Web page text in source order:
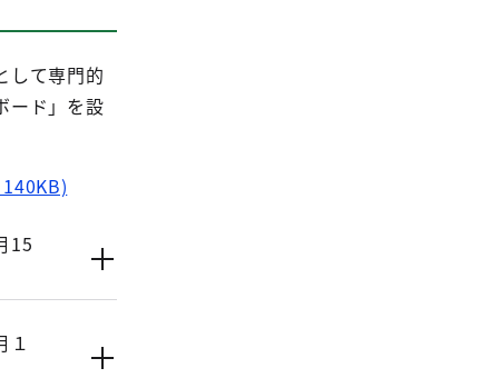
して専門的
ード」を設
15
１